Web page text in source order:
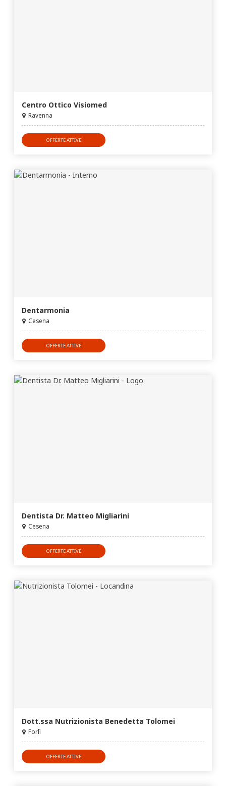
Centro Ottico Visiomed
Ravenna
OFFERTE ATTIVE
Dentarmonia
Cesena
OFFERTE ATTIVE
Dentista Dr. Matteo Migliarini
Cesena
OFFERTE ATTIVE
Dott.ssa Nutrizionista Benedetta Tolomei
Forlì
OFFERTE ATTIVE